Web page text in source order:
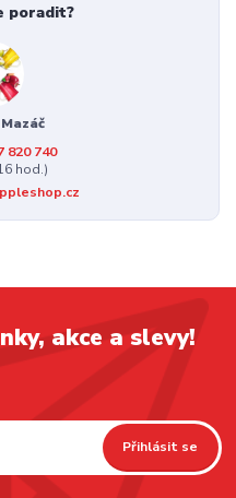
poradit?
820 740
hod.)
akce a slevy!
Přihlásit se